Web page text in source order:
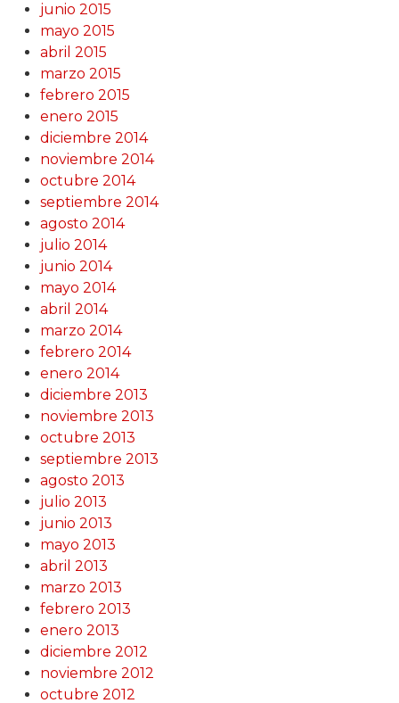
junio 2015
mayo 2015
abril 2015
marzo 2015
febrero 2015
enero 2015
diciembre 2014
noviembre 2014
octubre 2014
septiembre 2014
agosto 2014
julio 2014
junio 2014
mayo 2014
abril 2014
marzo 2014
febrero 2014
enero 2014
diciembre 2013
noviembre 2013
octubre 2013
septiembre 2013
agosto 2013
julio 2013
junio 2013
mayo 2013
abril 2013
marzo 2013
febrero 2013
enero 2013
diciembre 2012
noviembre 2012
octubre 2012